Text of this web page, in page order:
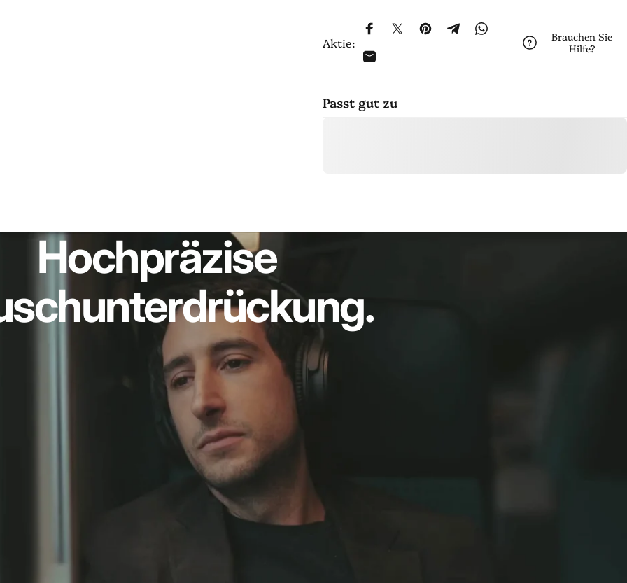
Aktie: Auf Facebook teilen
Auf X teilen
Auf Pinterest pinnen
Auf Telegram teilen
Auf WhatsApp teilen
Per E-Mail teilen
Brauchen Sie
Hilfe?
Passt gut zu
Hochpräzise